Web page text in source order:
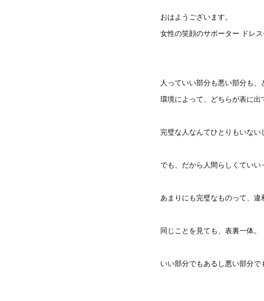
おはようございます。
女性の笑顔のサポーター ドレ
人っていい部分も悪い部分も、
環境によって、どちらが表に出
完璧な人なんてひとりもいない
でも、だから人間らしくていい
あまりにも完璧なものって、違
同じことを見ても、表裏一体。
いい部分でもあるし悪い部分で